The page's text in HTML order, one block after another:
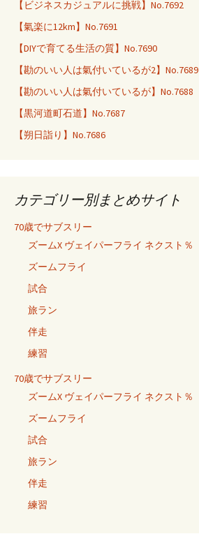
【ビジネスカジュアルに挑戦】No.7692
【氣楽に12km】No.7691
【DIYで育てる生活の質】No.7690
【勘のいい人は氣付いているが2】No.7689
【勘のいい人は氣付いているが】No.7688
【黒河道町石道】No.7687
【朔日詣り】No.7686
カテゴリー別まとめサイト
70歳でサブスリー
ズームX ヴェイパーフライ ネクスト％
ズームフライ
試合
旅ラン
伴走
練習
70歳でサブスリー
ズームX ヴェイパーフライ ネクスト％
ズームフライ
試合
旅ラン
伴走
練習